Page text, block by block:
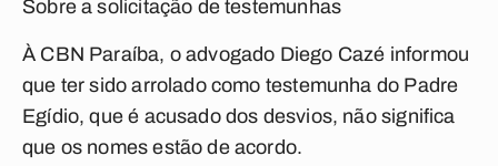
Sobre a solicitação de testemunhas
À CBN Paraíba, o advogado Diego Cazé informou
que ter sido arrolado como testemunha do Padre
Egídio, que é acusado dos desvios, não significa
que os nomes estão de acordo.